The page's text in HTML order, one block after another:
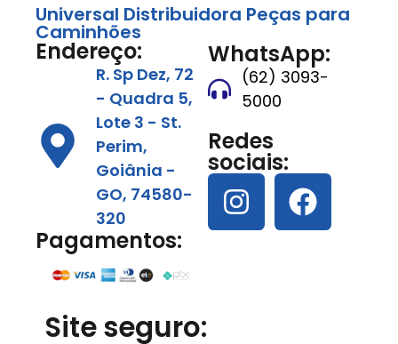
Universal Distribuidora Peças para
Caminhões
Endereço:
R. Sp Dez, 72
- Quadra 5,
Lote 3 - St.
Perim,
Goiânia -
GO, 74580-
320
Pagamentos:
WhatsApp:
(62) 3093-
5000
Redes
sociais:
Site seguro: